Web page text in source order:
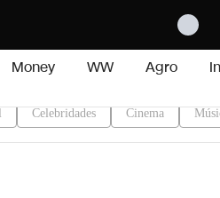
Money WW Agro
Celebridades Cinema